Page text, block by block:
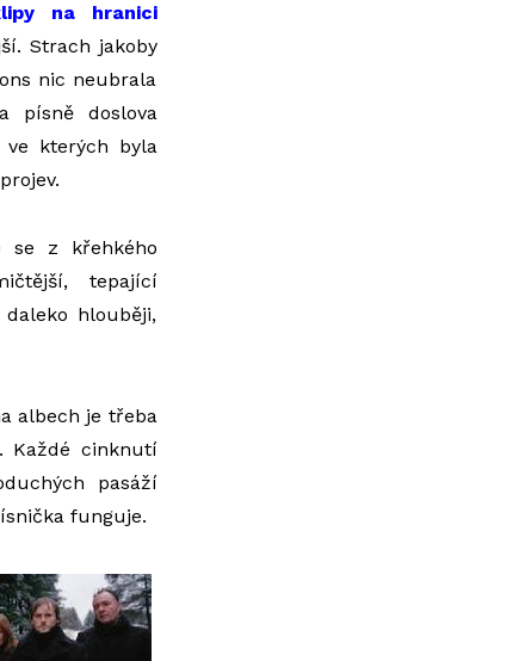
na hranici
Strach jakoby
nic neubrala
písně doslova
ve kterých byla
se z křehkého
tepající
hlouběji,
albech je třeba
Každé cinknutí
pasáží
funguje.